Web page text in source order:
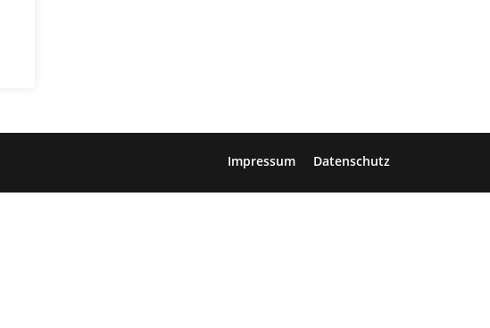
Impressum Datenschutz